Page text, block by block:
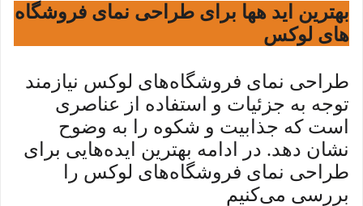
بهترین اید هها برای طراحی نمای فروشگاه
های لوکس
طراحی نمای فروشگاه‌های لوکس نیازمند
توجه به جزئیات و استفاده از عناصری
است که جذابیت و شکوه را به وضوح
نشان دهد. در ادامه بهترین ایده‌هایی برای
طراحی نمای فروشگاه‌های لوکس را
بررسی می‌کنیم